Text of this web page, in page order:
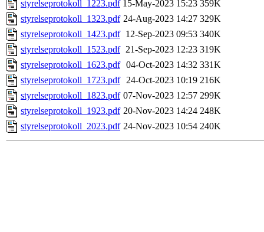
styrelseprotokoll_1223.pdf 15-May-2023 15:23 359K
styrelseprotokoll_1323.pdf 24-Aug-2023 14:27 329K
styrelseprotokoll_1423.pdf 12-Sep-2023 09:53 340K
styrelseprotokoll_1523.pdf 21-Sep-2023 12:23 319K
styrelseprotokoll_1623.pdf 04-Oct-2023 14:32 331K
styrelseprotokoll_1723.pdf 24-Oct-2023 10:19 216K
styrelseprotokoll_1823.pdf 07-Nov-2023 12:57 299K
styrelseprotokoll_1923.pdf 20-Nov-2023 14:24 248K
styrelseprotokoll_2023.pdf 24-Nov-2023 10:54 240K